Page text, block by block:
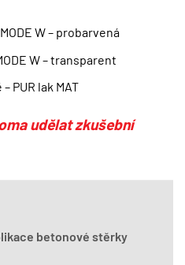
W – probarvená
W – transparent
PUR lak MAT
udělat zkušební
betonové stěrky